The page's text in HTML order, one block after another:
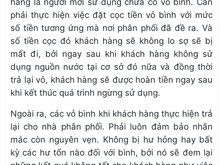
phải thực hiện việc đặt cọc tiền vỏ bình với mức
số tiền tương ứng mà nơi phân phối đã đề ra. Và
số tiền cọc đó khách hàng sẽ không lo sợ sẽ bị
mất đi, bởi ngay sau khi khách hàng không sử
dụng nguồn nước tại cơ sở đó nữa và đồng thời
trả lại vỏ, khách hàng sẽ được hoàn tiền ngay sau
khi kết thúc quá trình ngừng sử dụng.
Ngoài ra, các vỏ bình khi khách hàng thực hiện trả
lại cho nhà phân phối. Phải luôn đảm bảo nhãn
mác còn nguyên vẹn. Không bị hư hỏng hay bất
kỳ các hư tổn nào đối với bình, bởi nó sẽ đem lại